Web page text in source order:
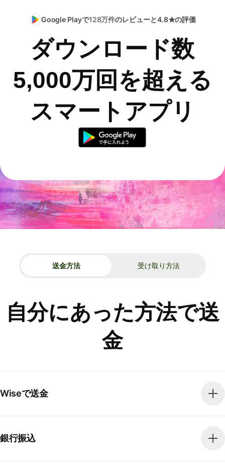
Google Playで128万件のレビューと4.8★の評価
ダウンロード数
5,000万回を超える
スマートアプリ
送金方法 受け取り方法
自分にあった方法で送
金
Wiseで送金
銀行振込